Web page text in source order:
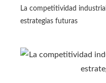
La competitividad
estrategias futuras